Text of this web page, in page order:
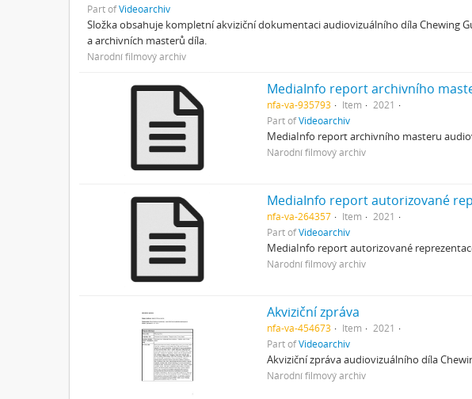
Part ofVideoarchiv
Složka obsahuje kompletní akviziční dokumentaci audiovizuálního díla Chewing
a archivních masterů díla.
Národní filmový archiv
MediaInfo report archivního
nfa-va-935793 Item
2021
Part ofVideoarchiv
MediaInfo report archivního masteru
Národní filmový archiv
MediaInfo report autorizované
nfa-va-264357 Item
2021
Part ofVideoarchiv
MediaInfo report autorizované
Národní filmový archiv
Akviziční zpráva
nfa-va-454673 Item
2021
Part ofVideoarchiv
Akviziční zpráva audiovizuálního díla
Národní filmový archiv